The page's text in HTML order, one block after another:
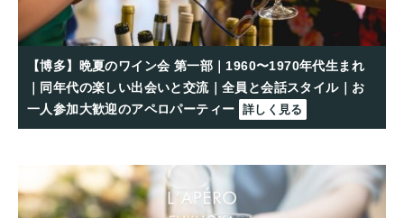
【博多】晩夏のワイン会 第一部｜1960〜1970年代生まれ
｜同年代の楽しい出会いと交流｜全員と会話スタイル｜お
一人参加大歓迎のアペロパーティー 詳しく見る